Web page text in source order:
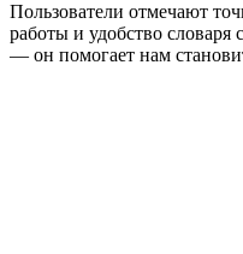
Пользователи отмечают
работы и удобство словаря
— он помогает нам